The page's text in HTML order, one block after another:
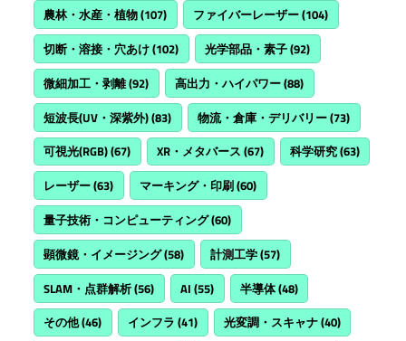
農林・水産・植物(107) ファイバーレーザー(104)
切断・溶接・穴あけ(102) 光学部品・素子(92)
微細加工・剥離(92) 高出力・ハイパワー(88)
短波長(UV・深紫外)(83) 物流・倉庫・デリバリー(73)
可視光(RGB)(67) XR・メタバース (67) 科学研究(63)
レーザー(63) マーキング・印刷(60)
量子技術・コンピューティング(60)
顕微鏡・イメージング(58) 計測工学(57)
SLAM・点群解析(56) AI (55) 半導体(48)
その他(46) インフラ (41) 光変調・スキャナ(40)